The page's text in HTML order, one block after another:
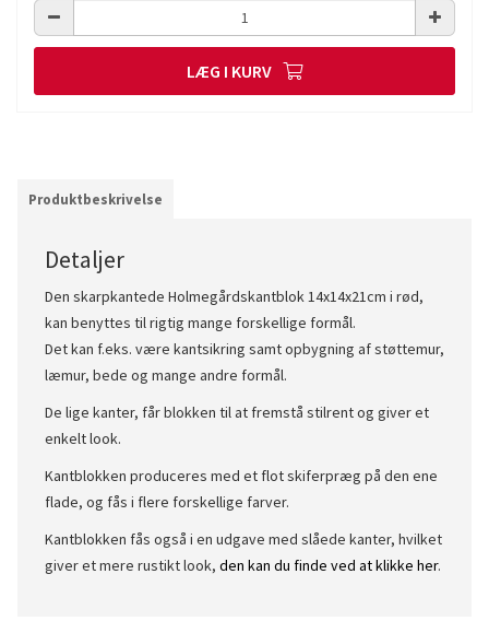
LÆG I KURV
Produktbeskrivelse
Detaljer
Den skarpkantede Holmegårdskantblok 14x14x21cm i rød,
kan benyttes til rigtig mange forskellige formål.
Det kan f.eks. være kantsikring samt opbygning af støttemur,
læmur, bede og mange andre formål.
De lige kanter, får blokken til at fremstå stilrent og giver et
enkelt look.
Kantblokken produceres med et flot skiferpræg på den ene
flade, og fås i flere forskellige farver.
Kantblokken fås også i en udgave med slåede kanter, hvilket
giver et mere rustikt look, den kan du finde ved at klikke her.